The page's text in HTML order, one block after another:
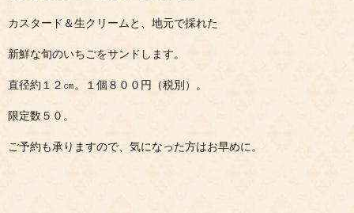
カスタード＆生クリームと、地元で採れた
新鮮な旬のいちごをサンドします。
直径約１２㎝。１個８００円（税別）。
限定数５０。
ご予約も承りますので、気になった方はお早めに。